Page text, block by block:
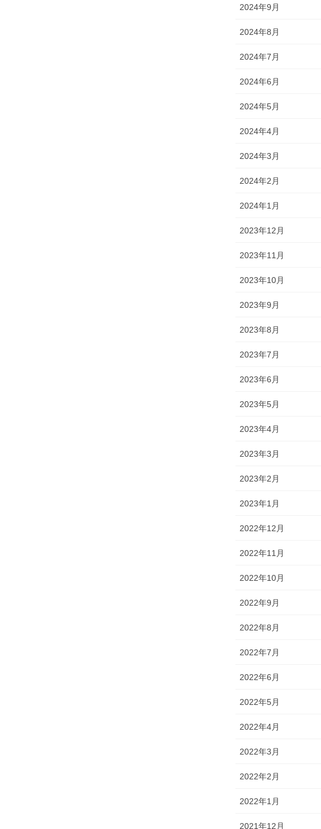
2024年9月
2024年8月
2024年7月
2024年6月
2024年5月
2024年4月
2024年3月
2024年2月
2024年1月
2023年12月
2023年11月
2023年10月
2023年9月
2023年8月
2023年7月
2023年6月
2023年5月
2023年4月
2023年3月
2023年2月
2023年1月
2022年12月
2022年11月
2022年10月
2022年9月
2022年8月
2022年7月
2022年6月
2022年5月
2022年4月
2022年3月
2022年2月
2022年1月
2021年12月